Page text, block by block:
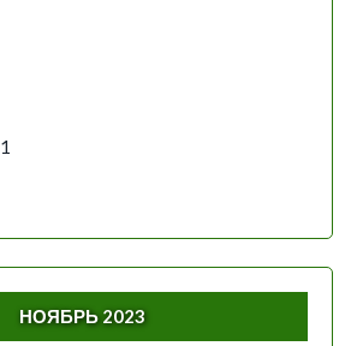
НОЯБРЬ 2023